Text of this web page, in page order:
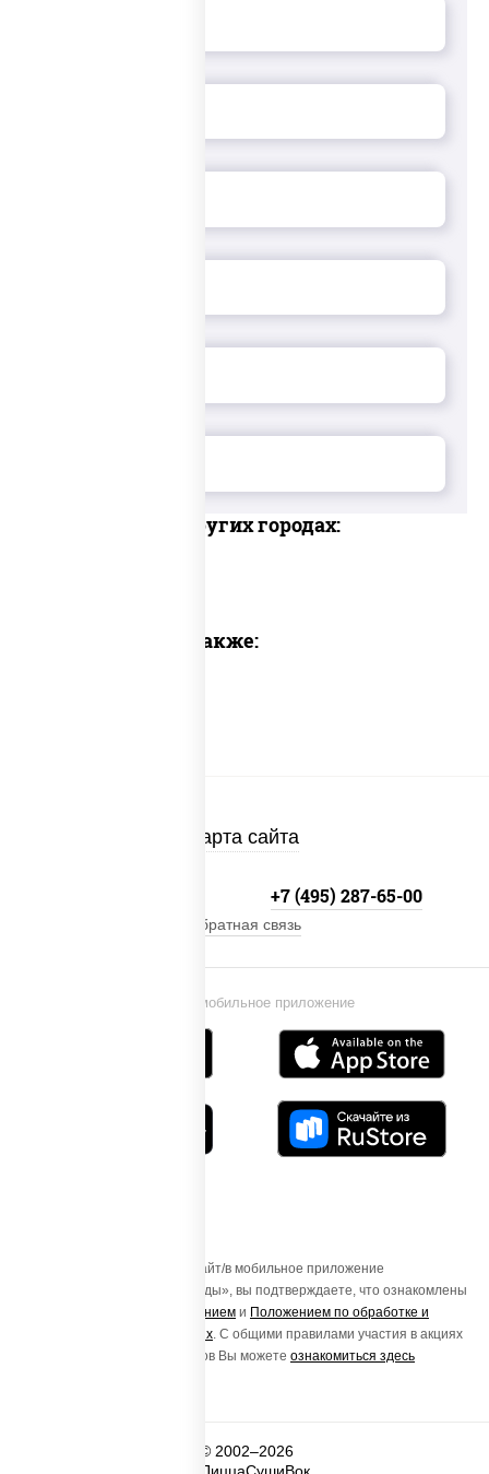
Доставка в других городах:
Предлагаем также:
Карта сайта
Установи мобильное приложение
+7 (495) 287-65-00
Обратная связь
Осуществляя вход на этот Сайт/в мобильное приложение
«ПиццаСушиВок - доставка еды», вы подтверждаете, что ознакомлены
Пользовательским соглашением и Положением по обработке и
защите персональных данных . С общими правилами участия в акциях
и порядке получения подарков Вы можете ознакомиться здесь
© 2002–2026
ПиццаСушиВок